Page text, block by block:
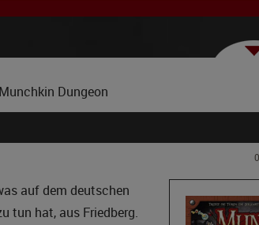
Munchkin Dungeon
auf dem deutschen
tun hat, aus Friedberg.